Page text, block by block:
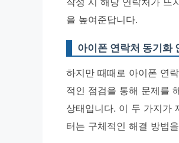
을 높여준답니다.
아이폰 연락처 동기화
하지만 때때로 아이폰 연
적인 점검을 통해 문제를
상태입니다. 이 두 가지가
터는 구체적인 해결 방법